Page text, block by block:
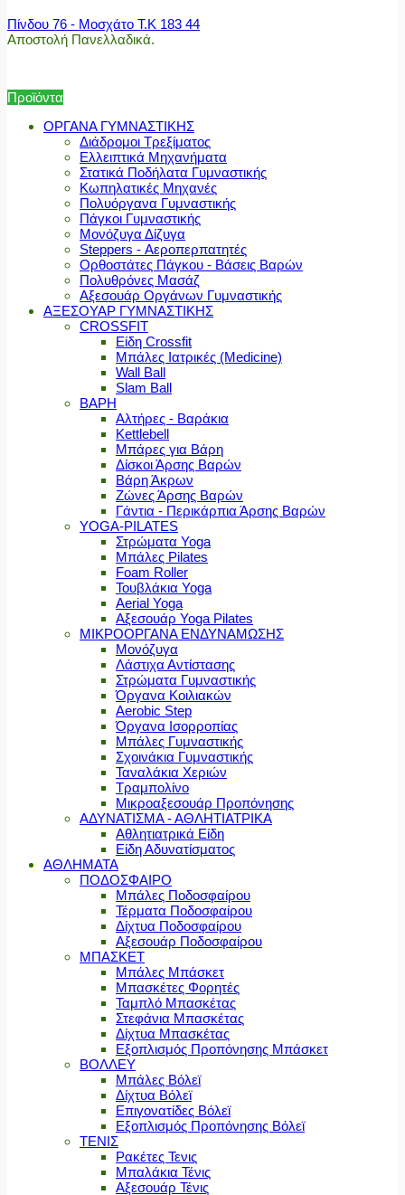
Πίνδου 76 - Μοσχάτο Τ.Κ 183 44
Αποστολή Πανελλαδικά.
Προϊόντα
ΟΡΓΑΝΑ ΓΥΜΝΑΣΤΙΚΗΣ
Διάδρομοι Τρεξίματος
Ελλειπτικά Μηχανήματα
Στατικά Ποδήλατα Γυμναστικής
Κωπηλατικές Μηχανές
Πολυόργανα Γυμναστικής
Πάγκοι Γυμναστικής
Μονόζυγα Δίζυγα
Steppers - Αεροπερπατητές
Ορθοστάτες Πάγκου - Βάσεις Βαρών
Πολυθρόνες Μασάζ
Αξεσουάρ Οργάνων Γυμναστικής
ΑΞΕΣΟΥΑΡ ΓΥΜΝΑΣΤΙΚΗΣ
CROSSFIT
Είδη Crossfit
Μπάλες Ιατρικές (Medicine)
Wall Ball
Slam Ball
ΒΑΡΗ
Αλτήρες - Βαράκια
Kettlebell
Μπάρες για Βάρη
Δίσκοι Άρσης Βαρών
Βάρη Άκρων
Ζώνες Άρσης Βαρών
Γάντια - Περικάρπια Άρσης Βαρών
YOGA-PILATES
Στρώματα Yoga
Μπάλες Pilates
Foam Roller
Τουβλάκια Yoga
Aerial Yoga
Αξεσουάρ Yoga Pilates
ΜΙΚΡΟΟΡΓΑΝΑ ΕΝΔΥΝΑΜΩΣΗΣ
Μονόζυγα
Λάστιχα Αντίστασης
Στρώματα Γυμναστικής
Όργανα Κοιλιακών
Aerobic Step
Όργανα Ισορροπίας
Μπάλες Γυμναστικής
Σχοινάκια Γυμναστικής
Ταναλάκια Χεριών
Τραμπολίνο
Μικροαξεσουάρ Προπόνησης
ΑΔΥΝΑΤΙΣΜΑ - ΑΘΛΗΤΙΑΤΡΙΚΑ
Αθλητιατρικά Είδη
Είδη Αδυνατίσματος
ΑΘΛΗΜΑΤΑ
ΠΟΔΟΣΦΑΙΡΟ
Μπάλες Ποδοσφαίρου
Τέρματα Ποδοσφαίρου
Δίχτυα Ποδοσφαίρου
Αξεσουάρ Ποδοσφαίρου
ΜΠΑΣΚΕΤ
Μπάλες Μπάσκετ
Μπασκέτες Φορητές
Ταμπλό Μπασκέτας
Στεφάνια Μπασκέτας
Δίχτυα Μπασκέτας
Εξοπλισμός Προπόνησης Μπάσκετ
ΒΟΛΛΕΥ
Μπάλες Βόλεϊ
Δίχτυα Βόλεϊ
Επιγονατίδες Βόλεϊ
Εξοπλισμός Προπόνησης Βόλεϊ
ΤΕΝΙΣ
Ρακέτες Τενις
Μπαλάκια Τένις
Αξεσουάρ Τένις